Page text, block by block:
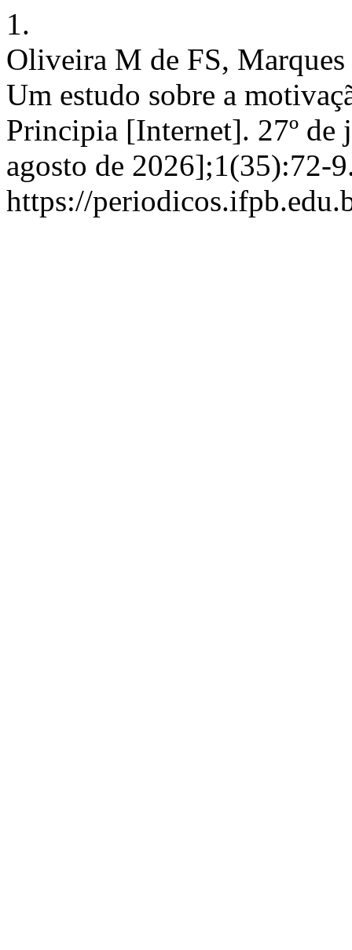
1.
Oliveira M de FS,
Um estudo sobre a
Principia [Internet]. 27º de
agosto de 2026];1(35):72-
https://